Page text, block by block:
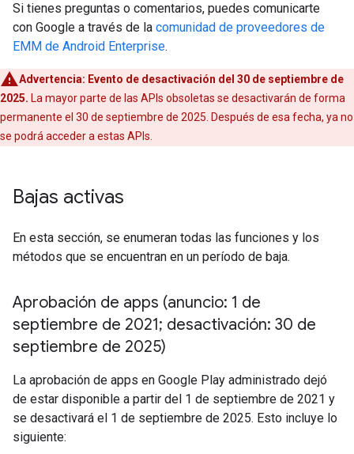
Si tienes preguntas o comentarios, puedes comunicarte
con Google a través de la comunidad de proveedores de
EMM de Android Enterprise.
Advertencia: Evento de desactivación del 30 de septiembre de
2025. La mayor parte de las APIs obsoletas se desactivarán de forma
permanente el 30 de septiembre de 2025. Después de esa fecha, ya no
se podrá acceder a estas APIs.
Bajas activas
En esta sección, se enumeran todas las funciones y los
métodos que se encuentran en un período de baja.
Aprobación de apps (anuncio: 1 de
septiembre de 2021; desactivación: 30 de
septiembre de 2025)
La aprobación de apps en Google Play administrado dejó
de estar disponible a partir del 1 de septiembre de 2021 y
se desactivará el 1 de septiembre de 2025. Esto incluye lo
siguiente: